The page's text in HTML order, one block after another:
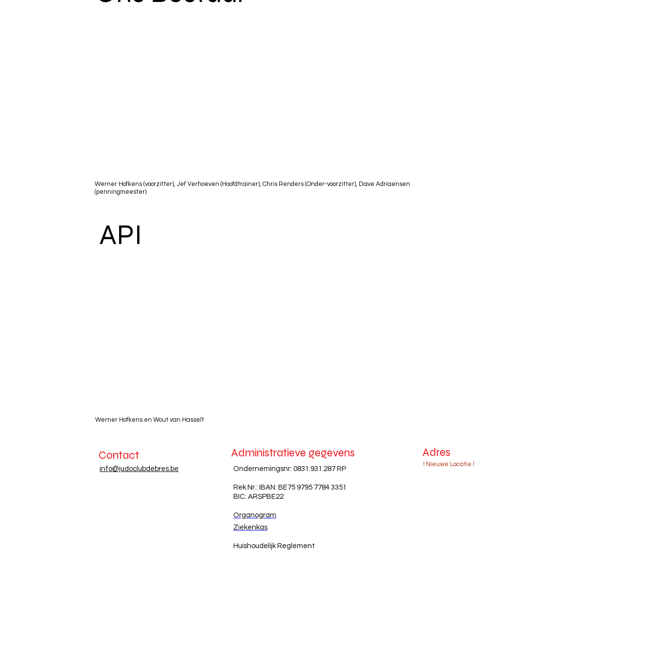
Werner Hofkens (voorzitter), Jef Verhoeven (Hoofdtrainer), Chris Renders (Onder-voorzitter), Dave Adriaensen
(penningmeester)
API
Werner Hofkens en Wout van Hasselt
Contact
​​info@judoclubdebres.be​
Administratieve gegevens
Ondernemingsnr: 0831.931.287 RP
Rek.Nr.: IBAN: BE75 9795 7784 3351
BIC: ARSPBE22
Organogram
Ziekenkas
Huishoudelijk Reglement
Adres
! Nieuwe Locatie !